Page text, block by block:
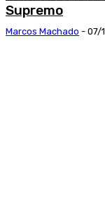
Supremo
Marcos Machado - 07/